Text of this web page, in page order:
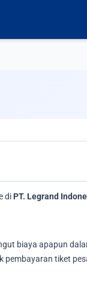
di PT. Legrand
biaya apapun
pembayaran tiket